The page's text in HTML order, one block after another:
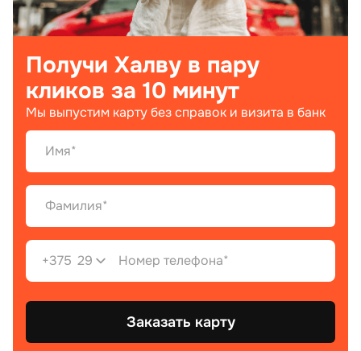
Получи Халву в пару
кликов за 10 минут
Мы выпустим карту без справок и визита в банк
+375 29
Заказать карту